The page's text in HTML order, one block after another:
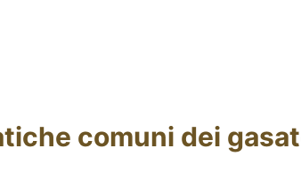
comuni dei